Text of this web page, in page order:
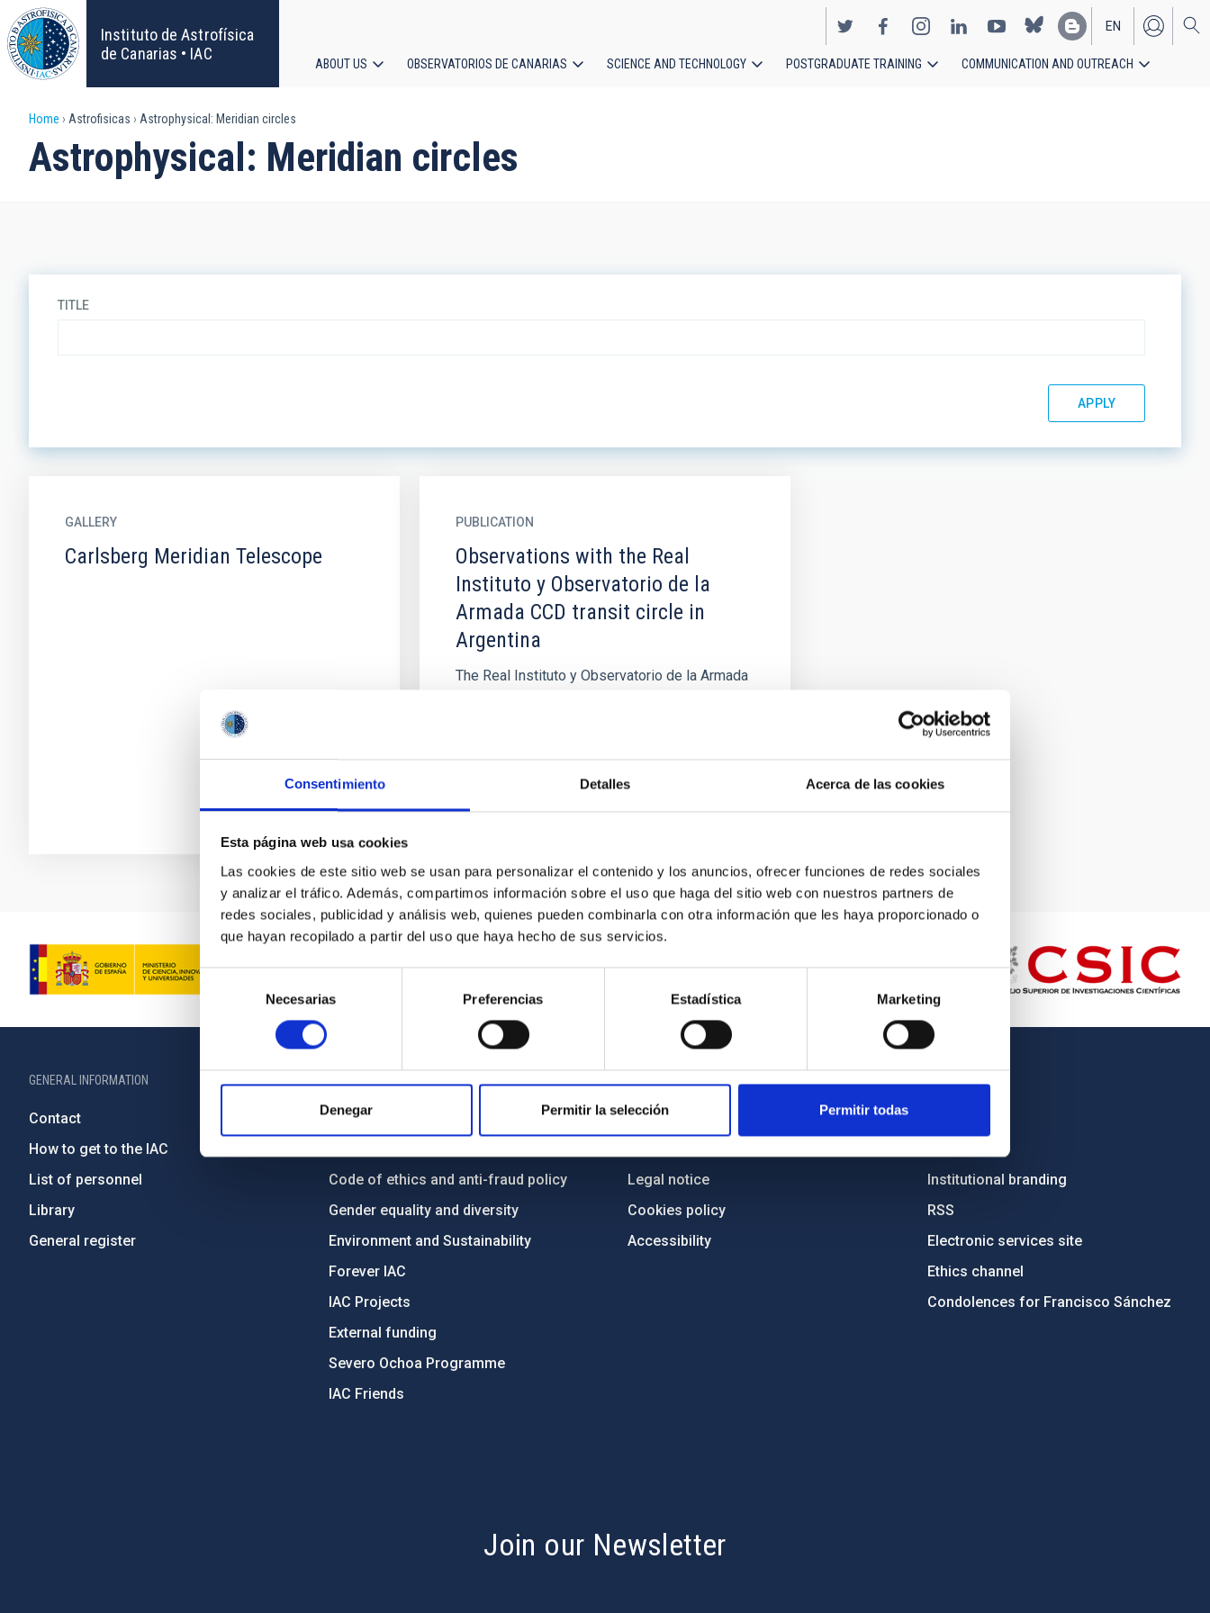
Consentimiento Detalles Acerca de las cookies
Esta página web usa cookies
Las cookies de este sitio web se usan para personalizar el contenido y los anuncios, ofrecer funciones de redes sociales
y analizar el tráfico. Además, compartimos información sobre el uso que haga del sitio web con nuestros partners de
redes sociales, publicidad y análisis web, quienes pueden combinarla con otra información que les haya proporcionado o
que hayan recopilado a partir del uso que haya hecho de sus servicios.
Selección
de
consentimiento
Necesarias Preferencias Estadística Marketing
Denegar Permitir la selección Permitir todas
Skip
to
main
content
Instituto de Astrofísica
de Canarias • IAC
EN
ES
navigation
ABOUT US OBSERVATORIOS DE CANARIAS SCIENCE AND TECHNOLOGY POSTGRADUATE TRAINING COMMUNICATION AND OUTREACH
Breadcrumb
Home Astrofisicas Astrophysical: Meridian circles
Astrophysical: Meridian circles
TITLE
GALLERY
Carlsberg Meridian Telescope
PUBLICATION
Observations with the Real
Instituto y Observatorio de la
Armada CCD transit circle in
Argentina
The Real Instituto y Observatorio de la Armada
GENERAL INFORMATION
Contact
How to get to the IAC
List of personnel
Library
General register
Legislation
Code of ethics and anti-fraud policy
Gender equality and diversity
Environment and Sustainability
Forever IAC
IAC Projects
External funding
Severo Ochoa Programme
IAC Friends
Sitemap
Legal notice
Cookies policy
Accessibility
Institutional branding
RSS
Electronic services site
Ethics channel
Condolences for Francisco Sánchez
Join our Newsletter